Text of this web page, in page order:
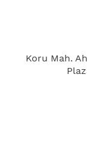
Koru Mah.